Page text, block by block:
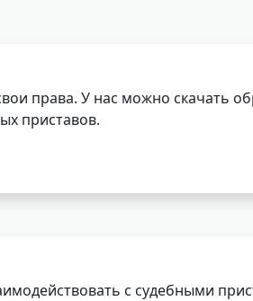
права. У нас можно скачать
приставов.
с судебными